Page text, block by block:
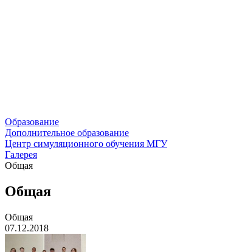
Образование
Дополнительное образование
Центр симуляционного обучения МГУ
Галерея
Общая
Общая
Общая
07.12.2018